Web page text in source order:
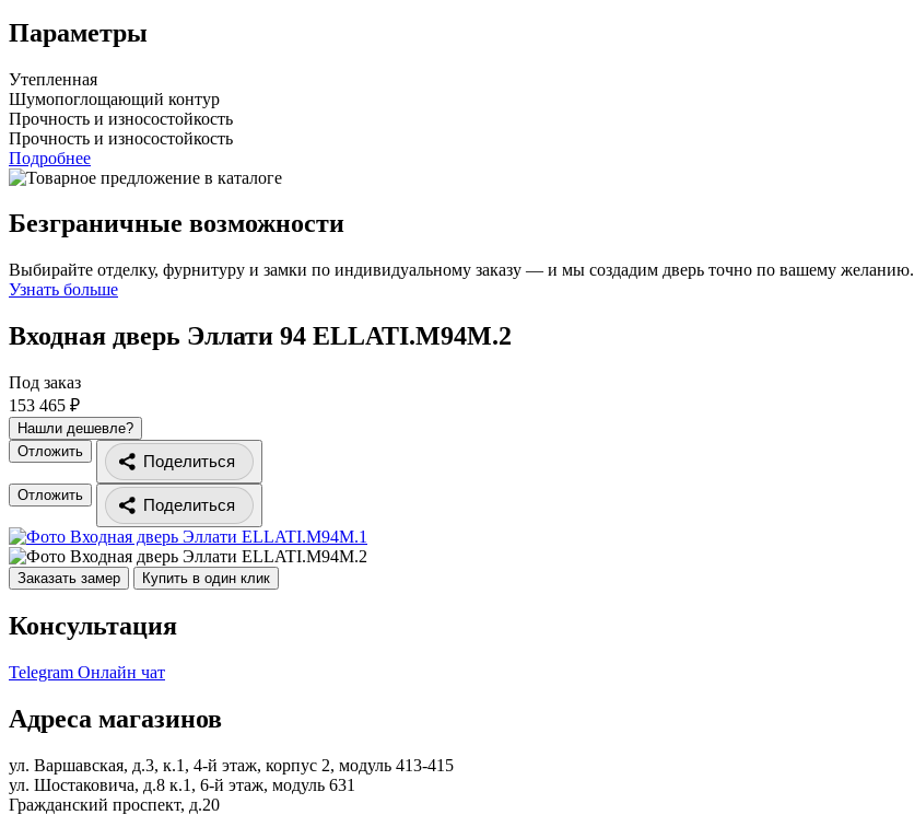
Параметры
Утепленная
Шумопоглощающий контур
Прочность и износостойкость
Прочность и износостойкость
Подробнее
Безграничные возможности
Выбирайте отделку, фурнитуру и замки по индивидуальному заказу — и мы создадим дверь точно по вашему желанию.
Узнать больше
Входная дверь Эллати 94 ELLATI.M94M.2
Под заказ
153 465 ₽
Нашли дешевле?
Отложить
Поделиться
Отложить
Поделиться
Заказать замер Купить в один клик
Консультация
Telegram Онлайн чат
Адреса магазинов
ул. Варшавская, д.3, к.1, 4-й этаж, корпус 2, модуль 413-415
ул. Шостаковича, д.8 к.1, 6-й этаж, модуль 631
Гражданский проспект, д.20